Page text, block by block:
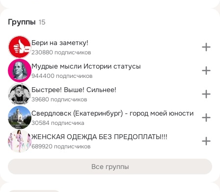
Группы 15
Бери на заметку!
230880 подписчиков
Мудрые мысли Истории статусы
944400 подписчиков
Быстрее! Выше! Сильнее!
39680 подписчиков
Свердловск (Екатеринбург) - город моей юности
30584 подписчика
ЖЕНСКАЯ ОДЕЖДА БЕЗ ПРЕДОПЛАТЫ!!!
689920 подписчиков
Все группы